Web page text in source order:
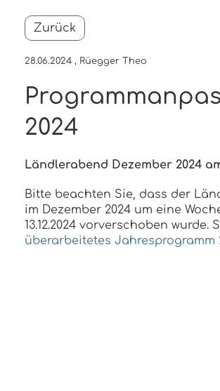
Zurück
28.06.2024 , Rüegger Theo
2024
Ländlerabend Dezember 2024
Bitte beachten Sie, dass der
im Dezember 2024 um eine
13.12.2024 vorverschoben wurde.
überarbeitetes Jahresprogramm